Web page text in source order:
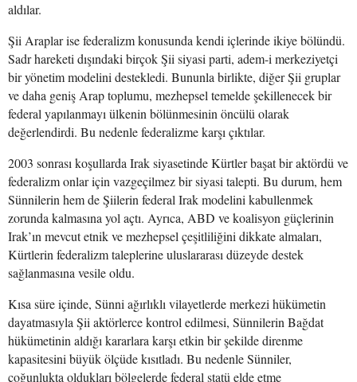
aldılar.
Şii Araplar ise federalizm konusunda kendi içlerinde ikiye bölündü.
Sadr hareketi dışındaki birçok Şii siyasi parti, adem-i merkeziyetçi
bir yönetim modelini destekledi. Bununla birlikte, diğer Şii gruplar
ve daha geniş Arap toplumu, mezhepsel temelde şekillenecek bir
federal yapılanmayı ülkenin bölünmesinin öncülü olarak
değerlendirdi. Bu nedenle federalizme karşı çıktılar.
2003 sonrası koşullarda Irak siyasetinde Kürtler başat bir aktördü ve
federalizm onlar için vazgeçilmez bir siyasi talepti. Bu durum, hem
Sünnilerin hem de Şiilerin federal Irak modelini kabullenmek
zorunda kalmasına yol açtı. Ayrıca, ABD ve koalisyon güçlerinin
Irak’ın mevcut etnik ve mezhepsel çeşitliliğini dikkate almaları,
Kürtlerin federalizm taleplerine uluslararası düzeyde destek
sağlanmasına vesile oldu.
Kısa süre içinde, Sünni ağırlıklı vilayetlerde merkezi hükümetin
dayatmasıyla Şii aktörlerce kontrol edilmesi, Sünnilerin Bağdat
hükümetinin aldığı kararlara karşı etkin bir şekilde direnme
kapasitesini büyük ölçüde kısıtladı. Bu nedenle Sünniler,
çoğunlukta oldukları bölgelerde federal statü elde etme